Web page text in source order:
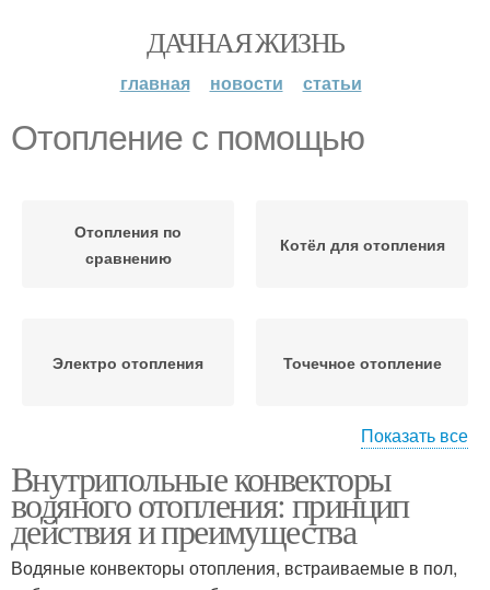
ДАЧНАЯ ЖИЗНЬ
главная новости статьи
Отопление с помощью
Отопления по
сравнению
Котёл для отопления
Электро отопления Точечное отопление
отопление
доме
Показать все
Внутрипольные конвекторы
водяного отопления: принцип
действия и преимущества
Водяные конвекторы отопления, встраиваемые в пол,